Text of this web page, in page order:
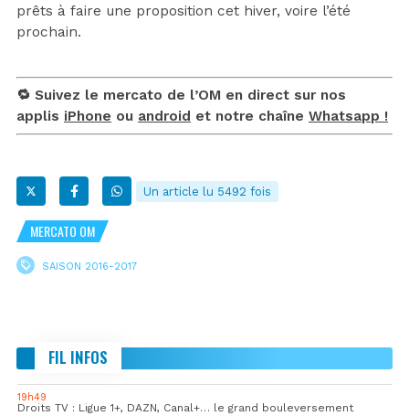
prêts à faire une proposition cet hiver, voire l’été
prochain.
🔁 Suivez le mercato de l’OM en direct sur nos
applis iPhone ou android et notre chaîne Whatsapp !
Un article lu 5492 fois
MERCATO OM
SAISON 2016-2017
FIL INFOS
19h49
Droits TV : Ligue 1+, DAZN, Canal+… le grand bouleversement